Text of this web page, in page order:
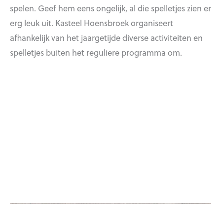
spelen. Geef hem eens ongelijk, al die spelletjes zien er
erg leuk uit. Kasteel Hoensbroek organiseert
afhankelijk van het jaargetijde diverse activiteiten en
spelletjes buiten het reguliere programma om.